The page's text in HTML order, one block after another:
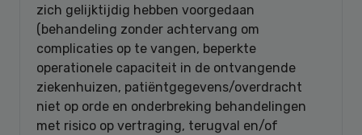
zich gelijktijdig hebben voorgedaan
(behandeling zonder achtervang om
complicaties op te vangen, beperkte
operationele capaciteit in de ontvangende
ziekenhuizen, patiëntgegevens/overdracht
niet op orde en onderbreking behandelingen
met risico op vertraging, terugval en/of